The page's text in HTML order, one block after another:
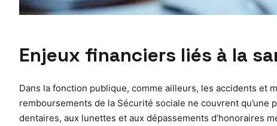
Enjeux financiers liés à la
Dans la fonction publique, comme ailleurs, les accidents et
remboursements de la Sécurité sociale ne couvrent
dentaires, aux lunettes et aux dépassements d’honoraires